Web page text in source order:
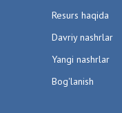
Resurs haqida
Davriy nashrlar
Yangi nashrlar
Bog'lanish